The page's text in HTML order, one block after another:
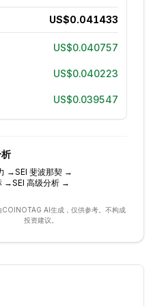
US$0.041433
US$0.040757
US$0.040223
US$0.039547
→SEI 斐波那契→
→SEI 高级分析→
COINOTAG AI生成，仅供参考。不构成
投资建议。